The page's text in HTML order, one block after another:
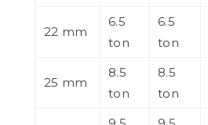
22 mm
6.5
ton
6.5
ton
25 mm
8.5
ton
8.5
ton